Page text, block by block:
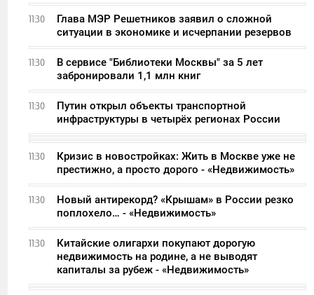
11:30
Глава МЭР Решетников заявил о сложной
ситуации в экономике и исчерпании резервов
11:30
В сервисе "Библиотеки Москвы" за 5 лет
забронировали 1,1 млн книг
11:30
Путин открыл объекты транспортной
инфраструктуры в четырёх регионах России
11:30
Кризис в новостройках: Жить в Москве уже не
престижно, а просто дорого - «Недвижимость»
11:30
Новый антирекорд? «Крышам» в России резко
поплохело… - «Недвижимость»
11:30
Китайские олигархи покупают дорогую
недвижимость на родине, а не выводят
капиталы за рубеж - «Недвижимость»